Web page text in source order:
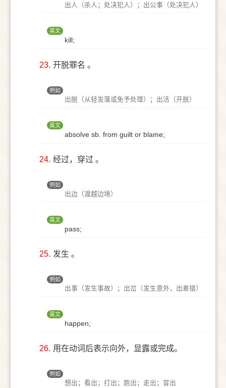
出人（杀人；处决犯人）；出公事（处决犯人）
英文
kill;
23. 开脱罪名 。
例如
出脱（从轻发落或免予处理）；出活（开脱）
英文
absolve sb. from guilt or blame;
24. 经过，穿过 。
例如
出边（渡越边境）
英文
pass;
25. 发生 。
例如
出事（发生事故）；出岔（发生意外，出差错）
英文
happen;
26. 用在动词后表示向外，显露或完成。
例如
想出；看出；打出；跑出；走出；冒出